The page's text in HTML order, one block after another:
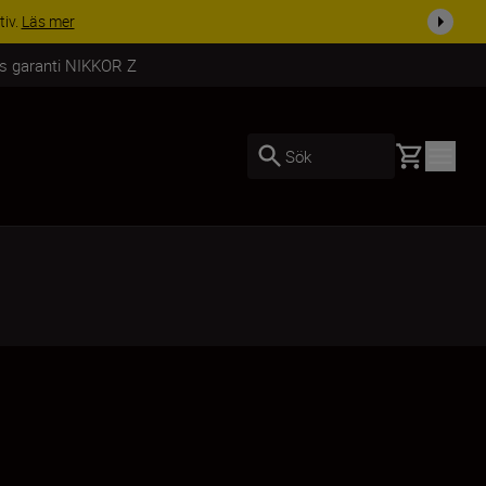
dagHandla nu
garanti NIKKOR Z
Sök Basket